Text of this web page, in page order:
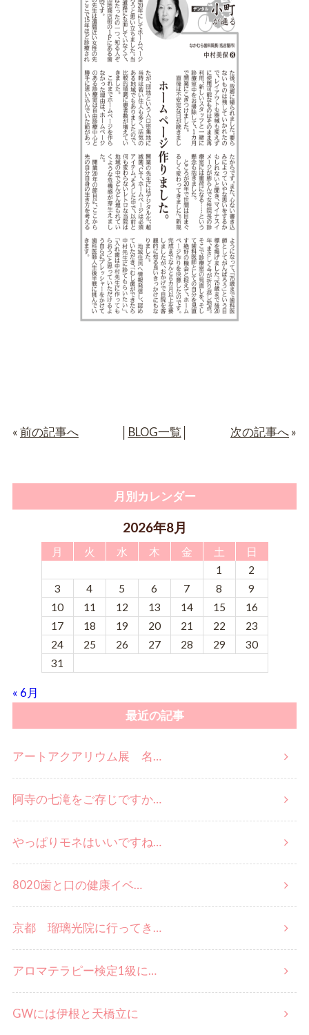
« 前の記事へ BLOG一覧 次の記事へ »
月別カレンダー
2026年8月
月 火 水 木 金 土
日
1
2
3
4 5 6 7 8
9
10
11 12 13 14 15
16
17
18 19 20 21 22
23
24
25 26 27 28 29
30
31
« 6月
最近の記事
アートアクアリウム展 名…
阿寺の七滝をご存じですか…
やっぱりモネはいいですね…
8020歯と口の健康イベ…
京都 瑠璃光院に行ってき…
アロマテラピー検定1級に…
GWには伊根と天橋立に